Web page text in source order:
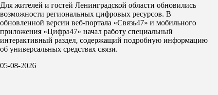
Для жителей и гостей Ленинградской области обновились
возможности региональных цифровых ресурсов. В
обновленной версии веб-портала «Связь47» и мобильного
приложения «Цифра47» начал работу специальный
интерактивный раздел, содержащий подробную информацию
об универсальных средствах связи.
05-08-2026